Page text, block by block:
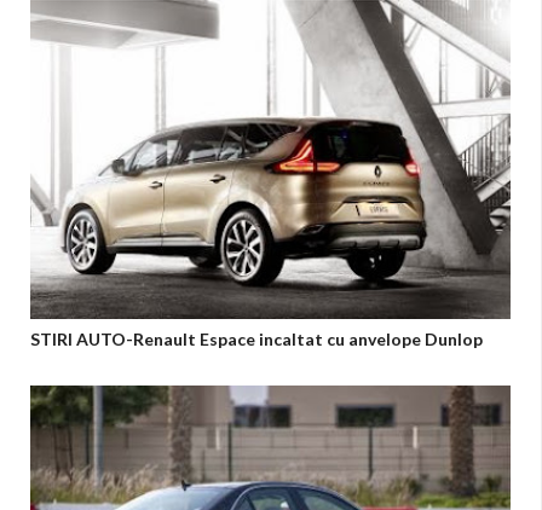
STIRI AUTO-Renault Espace incaltat cu anvelope Dunlop